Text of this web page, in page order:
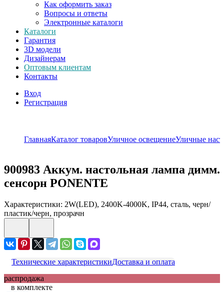
Как оформить заказ
Вопросы и ответы
Электронные каталоги
Каталоги
Гарантия
3D модели
Дизайнерам
Оптовым клиентам
Контакты
Вход
Регистрация
ГлавнаяКаталог товаровУличное освещениеУличные
900983 Аккум. настольная лампа димм.
сенсорн PONENTE
Характеристики: 2W(LED), 2400K-4000K, IP44, сталь, черн/
пластик/черн, прозрачн
Технические характеристикиДоставка и оплата
распродажа
в комплекте